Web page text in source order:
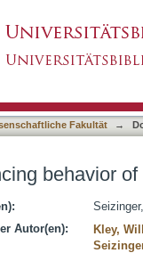
Fakultät →
behavior
Autor(en):
Kley,